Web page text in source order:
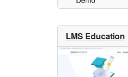
LMS Education